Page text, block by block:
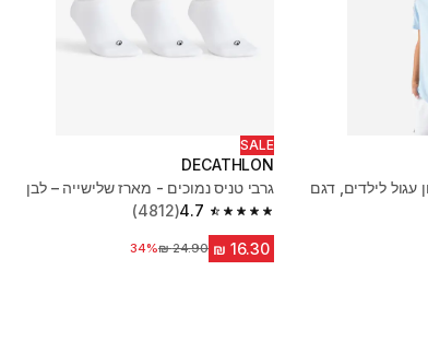
עגול לילדים, דגם
SALE
DECATHLON
גרבי טניס נמוכים - מארז שלישייה – לבן
4.7
4.7 out of 5 stars from 4812 reviews
(4812)
מחיר לפני הנחה‏24.90 ₪
34%